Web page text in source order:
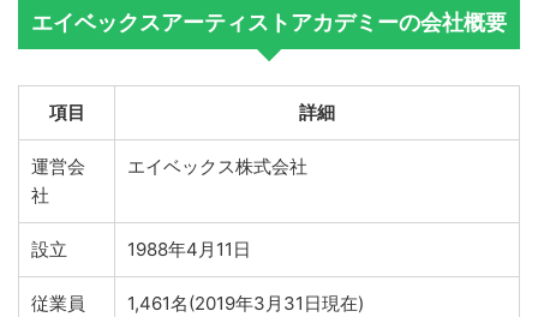
エイベックスアーティストアカデミーの会社概要
項目 詳細
運営会
社
エイベックス株式会社
設立 1988年4月11日
従業員
1,461名(2019年3月31日現在)